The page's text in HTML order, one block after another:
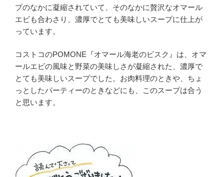
プのなかに凝縮されていて、そのなかに贅沢なオマール
エビも合わさり、濃厚でとても美味しいスープに仕上が
っています。
コストコのPOMONE『オマール海老のビスク』は、オマ
ールエビの風味と野菜の美味しさが凝縮された、濃厚で
とても美味しいスープでした。お肉料理のときや、ちょ
っとしたパーティーのときなどにも、このスープは合う
と思います。